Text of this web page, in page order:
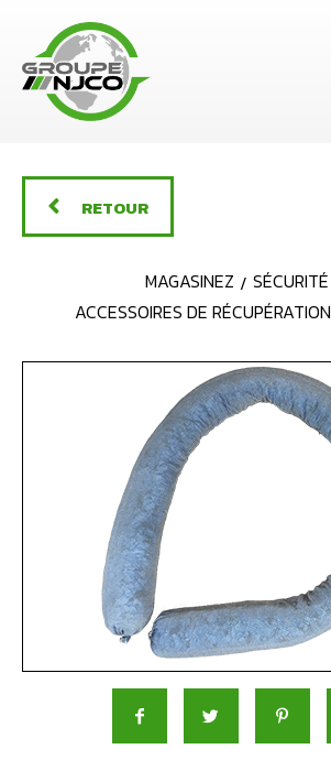
RETOUR
MAGASINEZ
SÉCURITÉ
ACCESSOIRES DE RÉCUPÉRATION